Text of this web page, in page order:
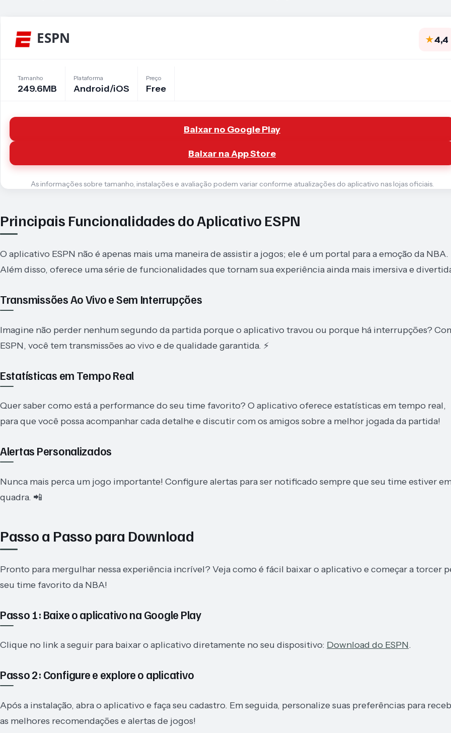
ESPN ★4,4
Tamanho
249.6MB
Plataforma
Android/iOS
Preço
Free
Baixar no Google Play
Baixar na App Store
As informações sobre tamanho, instalações e avaliação podem variar conforme atualizações do aplicativo nas lojas oficiais.
Principais Funcionalidades do Aplicativo ESPN
O aplicativo ESPN não é apenas mais uma maneira de assistir a jogos; ele é um portal para a emoção da NBA.
Além disso, oferece uma série de funcionalidades que tornam sua experiência ainda mais imersiva e
Transmissões Ao Vivo e Sem Interrupções
Imagine não perder nenhum segundo da partida porque o aplicativo travou ou porque há interrupções?
ESPN, você tem transmissões ao vivo e de qualidade garantida. ⚡
Estatísticas em Tempo Real
Quer saber como está a performance do seu time favorito? O aplicativo oferece estatísticas em tempo real,
para que você possa acompanhar cada detalhe e discutir com os amigos sobre a melhor jogada da partida!
Alertas Personalizados
Nunca mais perca um jogo importante! Configure alertas para ser notificado sempre que seu time estiver
quadra. 📲
Passo a Passo para Download
Pronto para mergulhar nessa experiência incrível? Veja como é fácil baixar o aplicativo e começar a torcer
seu time favorito da NBA!
Passo 1: Baixe o aplicativo na Google Play
Clique no link a seguir para baixar o aplicativo diretamente no seu dispositivo: Download do ESPN.
Passo 2: Configure e explore o aplicativo
Após a instalação, abra o aplicativo e faça seu cadastro. Em seguida, personalize suas preferências para
as melhores recomendações e alertas de jogos!